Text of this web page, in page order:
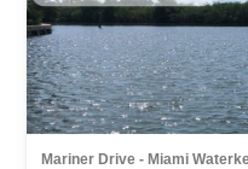
Mariner Drive - Miami